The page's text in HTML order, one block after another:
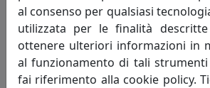
TOVAGLIA GRANDE DECOR, COLLEZIONE
MODERN, CODICE 04290-D46
al consenso per qualsiasi
utilizzata per le finalità
ottenere ulteriori informazioni in
al funzionamento di tali
fai riferimento alla cookie policy.